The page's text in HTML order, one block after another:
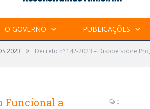
O GOVERNO PUBLICAÇÕES
2023 » Decreto nº 142-2023 – Dispoe sobre
Funcional a
0